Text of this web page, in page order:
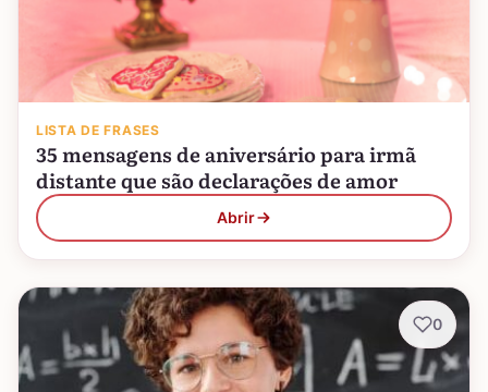
LISTA DE FRASES
35 mensagens de aniversário para irmã
distante que são declarações de amor
Abrir
0